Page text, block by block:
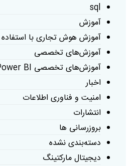
sql
آموزش
آموزش هوش تجاری با
آموزش‌های تخصصی
آموزش‌های تخصصی Power BI
اخبار
امنیت و فناوری اطلاعات
انتشارات
بروزرسانی ها
دسته‌بندی نشده
دیجیتال مارکتینگ